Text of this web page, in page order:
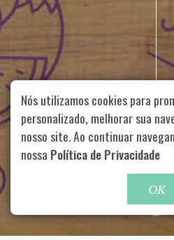
Rua Aurélia, 1714 – Vila
99178-5848 |
Role para
Nós utilizamos cookies para
personalizado, melhorar sua
nosso site. Ao continuar
nossa Política de Privacidade
OK